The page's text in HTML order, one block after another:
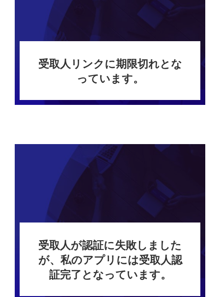
受取人リンクに期限切れとな
っています。
受取人が認証に失敗しました
が、私のアプリには受取人認
証完了となっています。